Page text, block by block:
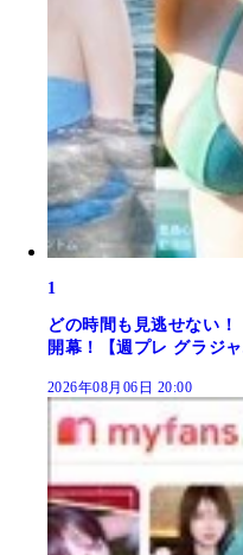
1
どの時間も見逃せない
開幕！【週プレ グラジャ
2026年08月06日 20:00